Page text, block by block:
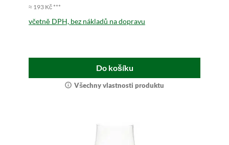
≈ 193 Kč ***
včetně DPH, bez nákladů na dopravu
Do košíku
Všechny vlastnosti produktu